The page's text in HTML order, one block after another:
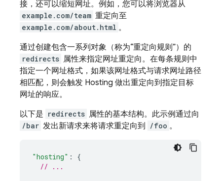
接，还可以缩短网址。例如，您可以将浏览器从
example.com/team 重定向至
example.com/about.html 。
通过创建包含一系列对象（称为“重定向规则”）的
redirects 属性来指定网址重定向。在每条规则中
指定一个网址格式，如果该网址格式与请求网址路径
相匹配，则会触发 Hosting 做出重定向到指定目标
网址的响应。
以下是 redirects 属性的基本结构。此示例通过向
/bar 发出新请求来将请求重定向到 /foo 。
"hosting" :
{
// ...